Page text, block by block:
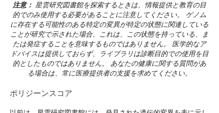
注意： 星雲研究図書館を探索するときは、情報提供と教育の目
的でのみ使用する必要があることに注意してください。 ゲノム
に存在する可能性のある特定の変異が特定の状態に関連している
ことが研究で示された場合、これは、この状態を持っている、ま
たは発症することを意味するものではありません。 医学的なア
ドバイスは提供しておらず、ライブラリは診断目的での使用を目
的としたものではありません。 あなたの健康に関する質問があ
る場合は、常に医療提供者の支援を求めてください。
ポリジーンスコア